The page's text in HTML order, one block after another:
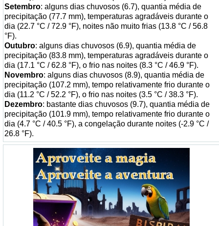
Setembro: alguns dias chuvosos (6.7), quantia média de
precipitação (77.7 mm), temperaturas agradáveis durante o
dia (22.7 °C / 72.9 °F), noites não muito frias (13.8 °C / 56.8
°F).
Outubro: alguns dias chuvosos (6.9), quantia média de
precipitação (83.8 mm), temperaturas agradáveis durante o
dia (17.1 °C / 62.8 °F), o frio nas noites (8.3 °C / 46.9 °F).
Novembro: alguns dias chuvosos (8.9), quantia média de
precipitação (107.2 mm), tempo relativamente frio durante o
dia (11.2 °C / 52.2 °F), o frio nas noites (3.5 °C / 38.3 °F).
Dezembro: bastante dias chuvosos (9.7), quantia média de
precipitação (101.9 mm), tempo relativamente frio durante o
dia (4.7 °C / 40.5 °F), a congelação durante noites (-2.9 °C /
26.8 °F).